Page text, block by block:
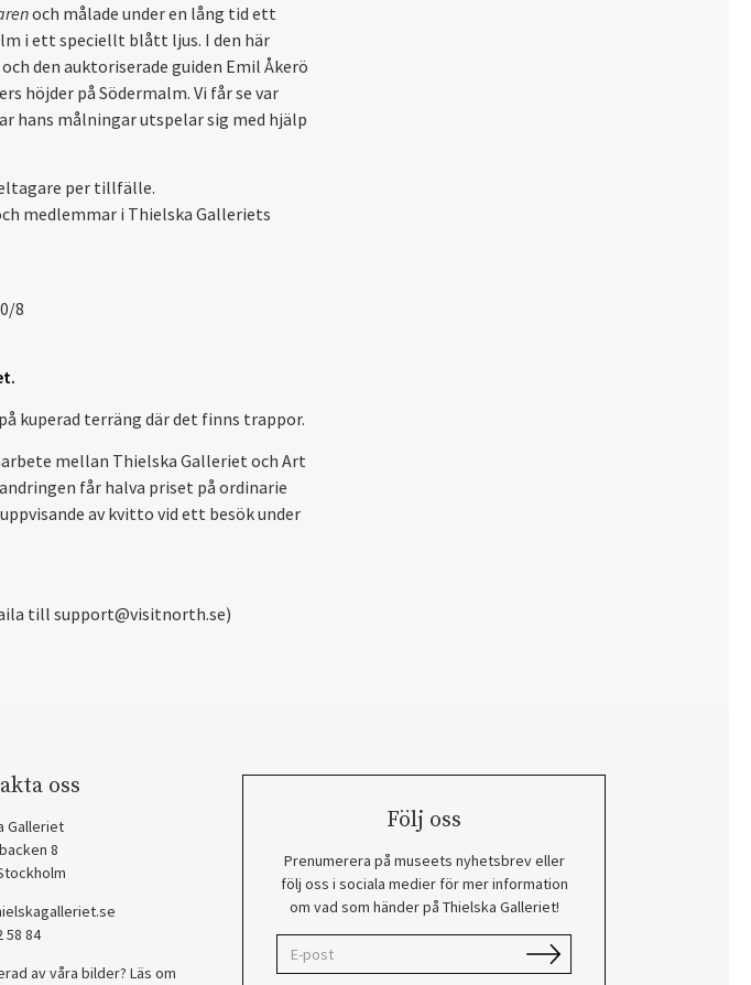
och målade under en lång tid ett
i ett speciellt blått ljus. I den här
den auktoriserade guiden Emil Åkerö
höjder på Södermalm. Vi får se var
hans målningar utspelar sig med hjälp
per tillfälle.
medlemmar i Thielska Galleriets
8
kuperad terräng där det finns trappor.
mellan Thielska Galleriet och Art
får halva priset på ordinarie
av kvitto vid ett besök under
till support@visitnorth.se)
oss
Galleriet
8
58 84
av våra bilder? Läs om
Följ oss
Prenumerera på museets nyhetsbrev eller
följ oss i sociala medier för mer information
om vad som händer på Thielska Galleriet!